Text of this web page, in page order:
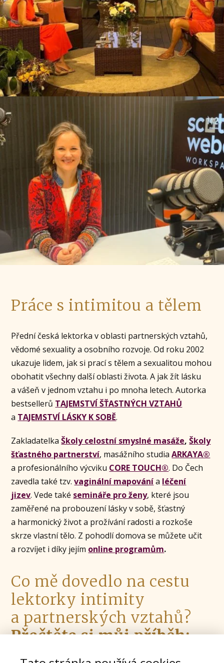
Práce s intimitou a tělem
Přední česká lektorka v oblasti partnerských vztahů,
vědomé sexuality a osobního rozvoje. Od roku 2002
ukazuje lidem, jak si prací s tělem a sexualitou mohou
obohatit všechny další oblasti života. A jak žít lásku
a vášeň v jednom vztahu i po mnoha letech. Autorka
bestsellerů TAJEMSTVÍ ŠŤASTNÝCH VZTAHŮ
a TAJEMSTVÍ LÁSKY K SOBĚ.
ZakladatelkaŠkoly celostní smyslné masáže,Školy
šťastného partnerství, masážního studiaARKAYA®
a profesionálního výcviku CORE TOUCH®. Do Čech
zavedla také tzv.vaginální mapovánía léčení
jizev. Vede také semináře pro ženy, které jsou
zaměřené na probouzení lásky v sobě, šťastný
a harmonický život a prožívání radosti a rozkoše
skrze vlastní tělo. Z pohodlí domova se můžete učit
a rozvíjet i díky jejím online programům.
Co mě dovedlo na cestu
lektorky intimity
a partnerských vztahů?
Přečtěte si můj příběh: